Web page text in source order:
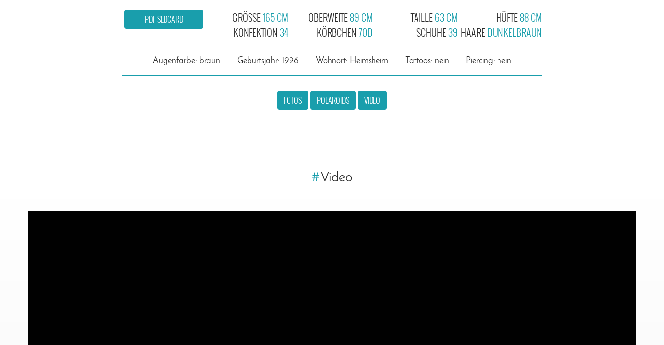
GRÖSSE165 CM
KONFEKTION34
OBERWEITE89 CM
KÖRBCHEN70D
TAILLE63 CM
SCHUHE39
HÜFTE88 CM
HAAREDUNKELBRAUN
PDF SEDCARD
Augenfarbe: braun Geburtsjahr: 1996 Wohnort: Heimsheim Tattoos: nein Piercing: nein
FOTOS POLAROIDS VIDEO
#Video